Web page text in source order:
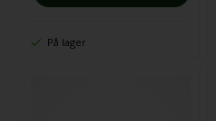
På lager